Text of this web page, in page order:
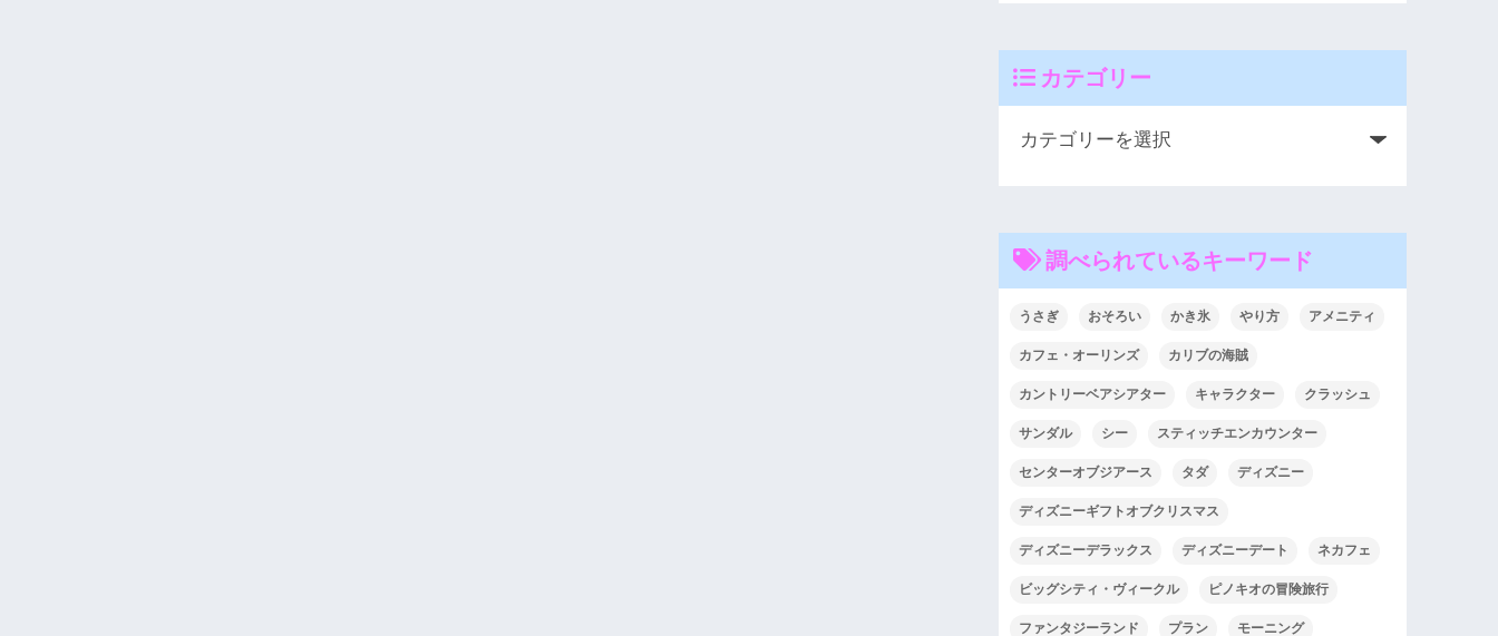
カテゴリー
調べられているキーワード
うさぎ おそろい かき氷 やり方 アメニティ
カフェ・オーリンズ カリブの海賊
カントリーベアシアター キャラクター クラッシュ
サンダル シー スティッチエンカウンター
センターオブジアース タダ ディズニー
ディズニーギフトオブクリスマス
ディズニーデラックス ディズニーデート ネカフェ
ビッグシティ・ヴィークル ピノキオの冒険旅行
ファンタジーランド プラン モーニング